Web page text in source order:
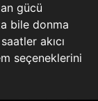
gücü
bile donma
akıcı
seçeneklerini